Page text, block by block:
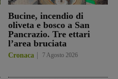
Bucine, incendio di
oliveta e bosco a San
Pancrazio. Tre ettari
l’area bruciata
Cronaca 7 Agosto 2026